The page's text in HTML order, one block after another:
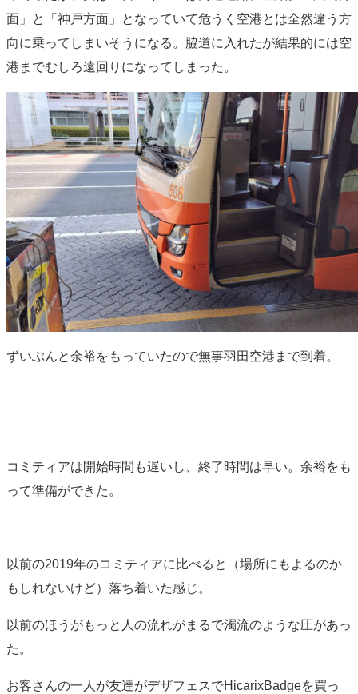
面」と「神戸方面」となっていて危うく空港とは全然違う方
向に乗ってしまいそうになる。脇道に入れたが結果的には空
港までむしろ遠回りになってしまった。
ずいぶんと余裕をもっていたので無事羽田空港まで到着。
コミティアは開始時間も遅いし、終了時間は早い。余裕をも
って準備ができた。
以前の2019年のコミティアに比べると（場所にもよるのか
もしれないけど）落ち着いた感じ。
以前のほうがもっと人の流れがまるで濁流のような圧があっ
た。
お客さんの一人が友達がデザフェスでHicarixBadgeを買っ